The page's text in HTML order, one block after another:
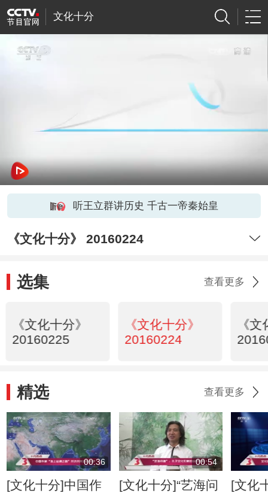
文化十分
听王立群讲历史 千古一帝秦始皇
《文化十分》 20160224
选集 查看更多
《文化十分》
20160225
《文化十分》
20160224
《
精选 查看更多
00:36
[文化十分]中国作
00:54
[文化十分]“艺海问
[文化